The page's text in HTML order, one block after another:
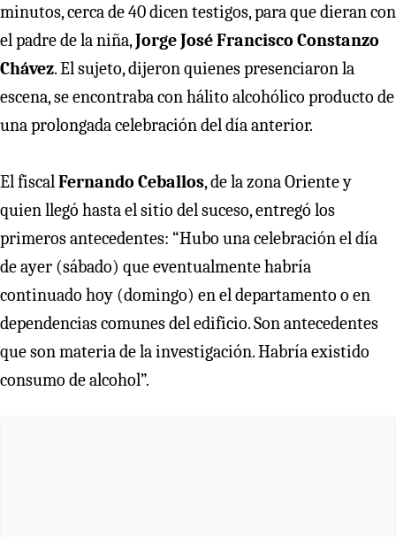
minutos, cerca de 40 dicen testigos, para que dieran con
el padre de la niña,Jorge José Francisco Constanzo
Chávez. El sujeto, dijeron quienes presenciaron la
escena, se encontraba con hálito alcohólico producto de
una prolongada celebración del día anterior.
El fiscalFernando Ceballos, de la zona Oriente y
quien llegó hasta el sitio del suceso, entregó los
primeros antecedentes: “Hubo una celebración el día
de ayer (sábado) que eventualmente habría
continuado hoy (domingo) en el departamento o en
dependencias comunes del edificio. Son antecedentes
que son materia de la investigación. Habría existido
consumo de alcohol”.